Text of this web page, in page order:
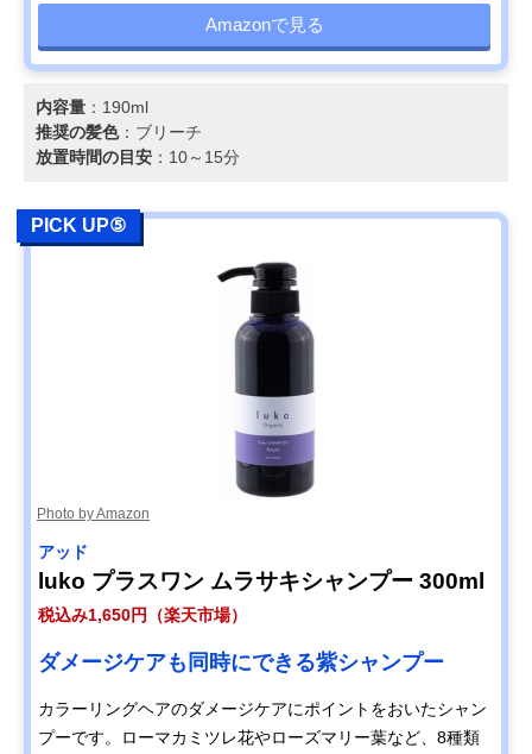
Amazonで見る
内容量 ：190ml
推奨の髪色：ブリーチ
放置時間の目安 ：10～15分
PICK UP⑤
Photo by Amazon
アッド
luko プラスワン ムラサキシャンプー 300ml
税込み1,650円（楽天市場）
ダメージケアも同時にできる紫シャンプー
カラーリングヘアのダメージケアにポイントをおいたシャン
プーです。ローマカミツレ花やローズマリー葉など、8種類